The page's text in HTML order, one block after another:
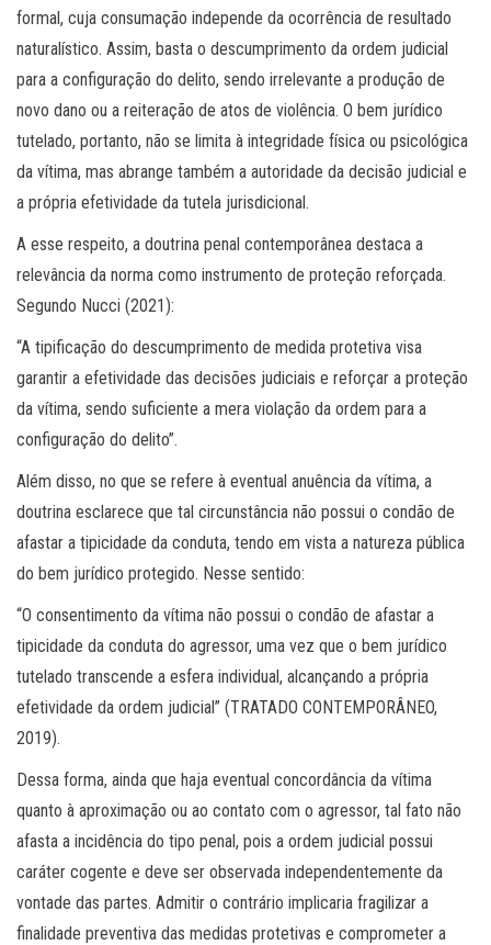
formal, cuja consumação independe da ocorrência de resultado
naturalístico. Assim, basta o descumprimento da ordem judicial
para a configuração do delito, sendo irrelevante a produção de
novo dano ou a reiteração de atos de violência. O bem jurídico
tutelado, portanto, não se limita à integridade física ou psicológica
da vítima, mas abrange também a autoridade da decisão judicial e
a própria efetividade da tutela jurisdicional.
A esse respeito, a doutrina penal contemporânea destaca a
relevância da norma como instrumento de proteção reforçada.
Segundo Nucci (2021):
“A tipificação do descumprimento de medida protetiva visa
garantir a efetividade das decisões judiciais e reforçar a proteção
da vítima, sendo suficiente a mera violação da ordem para a
configuração do delito”.
Além disso, no que se refere à eventual anuência da vítima, a
doutrina esclarece que tal circunstância não possui o condão de
afastar a tipicidade da conduta, tendo em vista a natureza pública
do bem jurídico protegido. Nesse sentido:
“O consentimento da vítima não possui o condão de afastar a
tipicidade da conduta do agressor, uma vez que o bem jurídico
tutelado transcende a esfera individual, alcançando a própria
efetividade da ordem judicial” (TRATADO CONTEMPORÂNEO,
2019).
Dessa forma, ainda que haja eventual concordância da vítima
quanto à aproximação ou ao contato com o agressor, tal fato não
afasta a incidência do tipo penal, pois a ordem judicial possui
caráter cogente e deve ser observada independentemente da
vontade das partes. Admitir o contrário implicaria fragilizar a
finalidade preventiva das medidas protetivas e comprometer a